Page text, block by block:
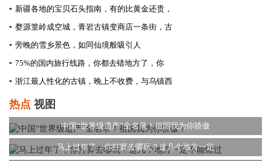
▪ 新疆各地的宝贝石头指南，有的比黄金还贵，
▪ 婺源篁岭成空城，青岩古镇变商店一条街，古
▪ 旁晚的雪乡景色，如同仙境般吸引人
▪ 75%的国内旅行线路，你都去错地方了，你
▪ 浙江最人性化的古镇，晚上不收费，与乌镇西
热点 视图
中国“世界级遗产”全名录！祖国我为你骄傲
马上过年了，你打算去哪玩？这几个地方一定